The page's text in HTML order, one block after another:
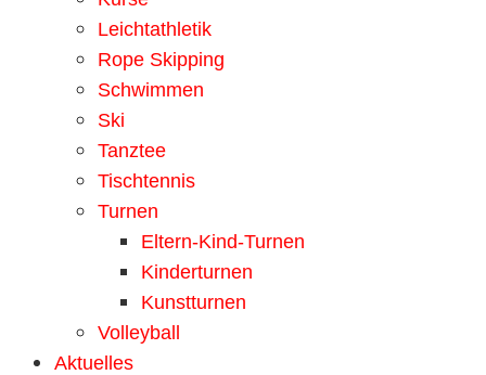
Leichtathletik
Rope Skipping
Schwimmen
Ski
Tanztee
Tischtennis
Turnen
Eltern-Kind-Turnen
Kinderturnen
Kunstturnen
Volleyball
Aktuelles